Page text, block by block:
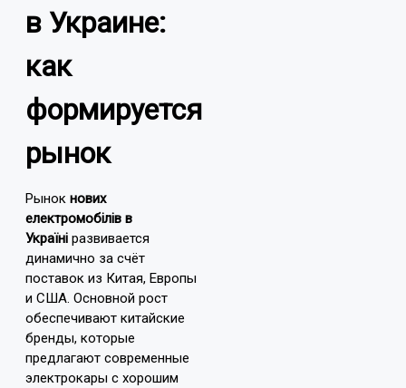
в Украине:
как
формируется
рынок
Рынок нових
електромобілів в
Україні развивается
динамично за счёт
поставок из Китая, Европы
и США. Основной рост
обеспечивают китайские
бренды, которые
предлагают современные
электрокары с хорошим